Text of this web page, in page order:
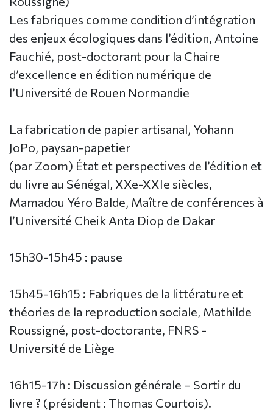
Les fabriques comme condition d’intégration
des enjeux écologiques dans l’édition, Antoine
Fauchié, post-doctorant pour la Chaire
d’excellence en édition numérique de
l’Université de Rouen Normandie
La fabrication de papier artisanal, Yohann
JoPo, paysan-papetier
(par Zoom) État et perspectives de l’édition et
du livre au Sénégal, XXe-XXIe siècles,
Mamadou Yéro Balde, Maître de conférences à
l’Université Cheik Anta Diop de Dakar
15h30-15h45 : pause
15h45-16h15 : Fabriques de la littérature et
théories de la reproduction sociale, Mathilde
Roussigné, post-doctorante, FNRS -
Université de Liège
16h15-17h : Discussion générale – Sortir du
livre ? (président : Thomas Courtois).